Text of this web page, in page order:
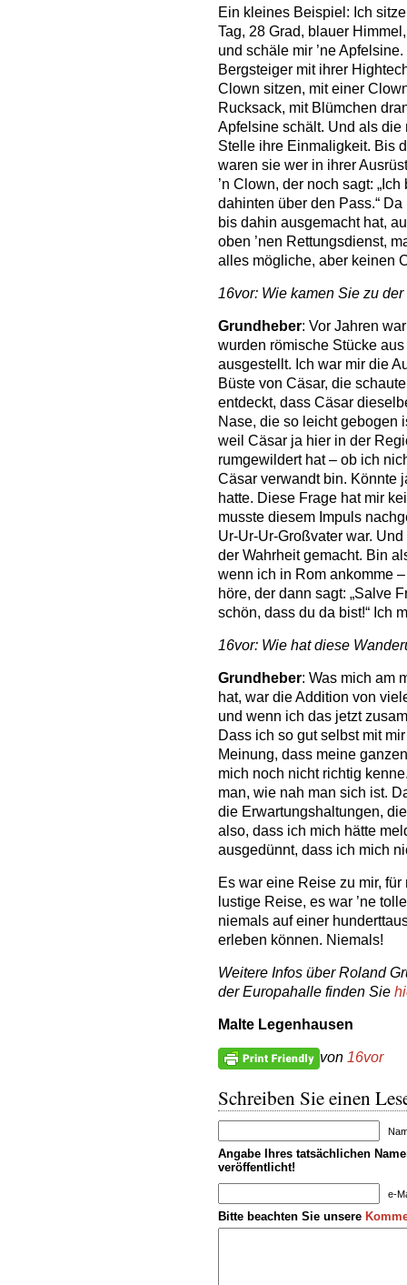
Ein kleines Beispiel: Ich
Tag, 28 Grad, blauer
und schäle mir ’ne
Bergsteiger mit ihrer
Clown sitzen, mit einer
Rucksack, mit Blümchen
Apfelsine schält. Und als
Stelle ihre Einmaligkeit. Bis
waren sie wer in ihrer
’n Clown, der noch sagt:
dahinten über den Pass.“
bis dahin ausgemacht hat,
oben ’nen Rettungsdienst,
alles mögliche, aber keinen
16vor: Wie kamen Sie zu
Grundheber: Vor Jahren
wurden römische Stücke
ausgestellt. Ich war mir die
Büste von Cäsar, die
entdeckt, dass Cäsar
Nase, die so leicht gebogen
weil Cäsar ja hier in der
rumgewildert hat – ob ich
Cäsar verwandt bin. Könnte
hatte. Diese Frage hat mir
musste diesem Impuls
Ur-Ur-Ur-Großvater war.
der Wahrheit gemacht. Bin
wenn ich in Rom ankomme
höre, der dann sagt: „Salve
schön, dass du da bist!“ Ich
16vor: Wie hat diese
Grundheber: Was mich am
hat, war die Addition von
und wenn ich das jetzt
Dass ich so gut selbst mit
Meinung, dass meine
mich noch nicht richtig
man, wie nah man sich ist.
die Erwartungshaltungen,
also, dass ich mich hätte
ausgedünnt, dass ich mich
Es war eine Reise zu mir,
lustige Reise, es war ’ne
niemals auf einer
erleben können. Niemals!
Weitere Infos über Roland
der Europahalle finden Sie
Malte Legenhausen
von 16vor
Schreiben Sie einen
Angabe Ihres tatsächlichen
veröffentlicht!
e-
Bitte beachten Sie unsere